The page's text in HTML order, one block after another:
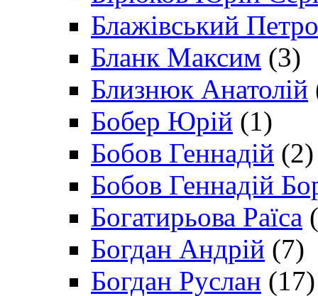
Блажівський Петро
Бланк Максим (3)
Близнюк Анатолій
Бобер Юрій (1)
Бобов Геннадій (2)
Бобов Геннадій
Богатирьова Раїса
Богдан Андрій (7)
Богдан Руслан (17)